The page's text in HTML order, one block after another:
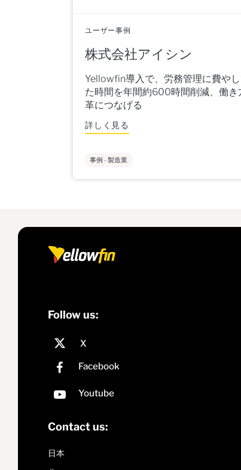
ユーザー事例
株式会社アイシン
Yellowfin導入で、労務管理に費や
た時間を年間約600時間削減、働き
革につなげる
詳しく見る
事例 - 製造業
Follow us:
Contact us:
日本